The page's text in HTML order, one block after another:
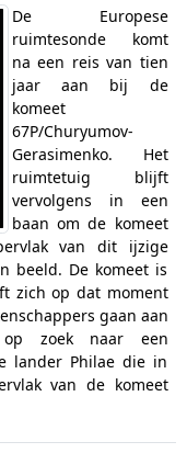
De Europese
ruimtesonde komt
na een reis van tien
jaar aan bij de
komeet
67P/Churyumov-
Gerasimenko. Het
ruimtetuig blijft
vervolgens in een
baan om de komeet
van dit ijzige
beeld. De komeet is
zich op dat moment
gaan aan
zoek naar een
lander Philae die in
van de komeet